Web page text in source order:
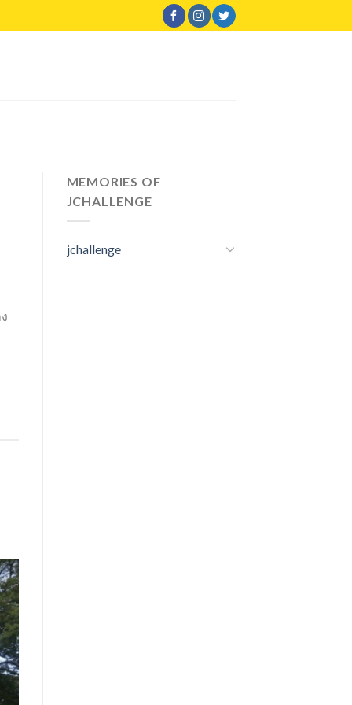
MEMORIES OF
JCHALLENGE
jchallenge